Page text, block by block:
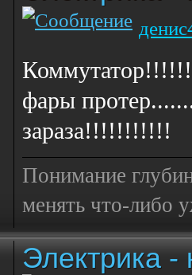
фары
зараза!!!!!!!!!!!
Понимание
менять что-либо
Электрика -